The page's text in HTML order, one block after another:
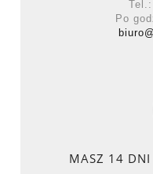
Po
MASZ 14 DNI